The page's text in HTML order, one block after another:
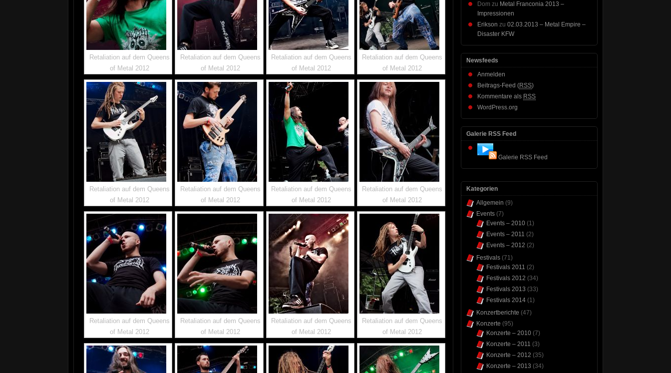
Retaliation auf dem Queens
of Metal 2012
Retaliation auf dem Queens
of Metal 2012
Retaliation auf dem Queens
of Metal 2012
Retaliation auf dem Queens
of Metal 2012
Retaliation auf dem Queens
of Metal 2012
Retaliation auf dem Queens
of Metal 2012
Retaliation auf dem Queens
of Metal 2012
Retaliation auf dem Queens
of Metal 2012
Retaliation auf dem Queens
of Metal 2012
Retaliation auf dem Queens
of Metal 2012
Retaliation auf dem Queens
of Metal 2012
Retaliation auf dem Queens
of Metal 2012
Dom zu Metal Franconia 2013 –
Impressionen
Erikson zu 02.03.2013 – Metal Empire –
Disaster KFW
Newsfeeds
Anmelden
Beitrags-Feed (RSS)
Kommentare als RSS
WordPress.org
Galerie RSS Feed
Galerie RSS Feed
Kategorien
Allgemein (9)
Events (7)
Events – 2010 (1)
Events – 2011 (2)
Events – 2012 (2)
Festivals (71)
Festivals 2011 (2)
Festivals 2012 (34)
Festivals 2013 (33)
Festivals 2014 (1)
Konzertberichte (47)
Konzerte (95)
Konzerte – 2010 (7)
Konzerte – 2011 (3)
Konzerte – 2012 (35)
Konzerte – 2013 (34)